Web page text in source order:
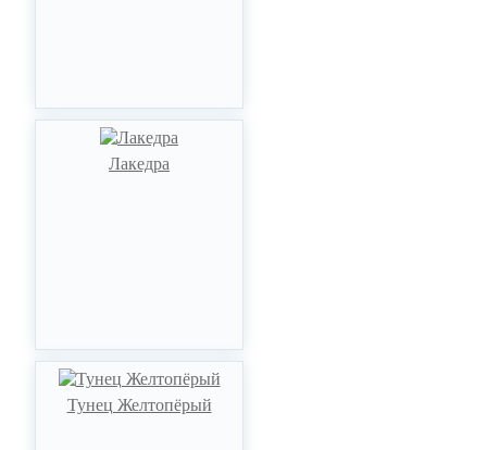
Лакедра
Тунец Желтопёрый